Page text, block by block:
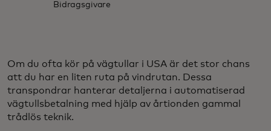
Bidragsgivare
Om du ofta kör på vägtullar i USA är det stor chans
att du har en liten ruta på vindrutan. Dessa
transpondrar hanterar detaljerna i automatiserad
vägtullsbetalning med hjälp av årtionden gammal
trådlös teknik.